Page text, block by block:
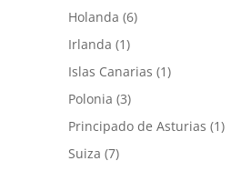
Holanda (6)
Irlanda (1)
Islas Canarias (1)
Polonia (3)
Principado de Asturias (1)
Suiza (7)